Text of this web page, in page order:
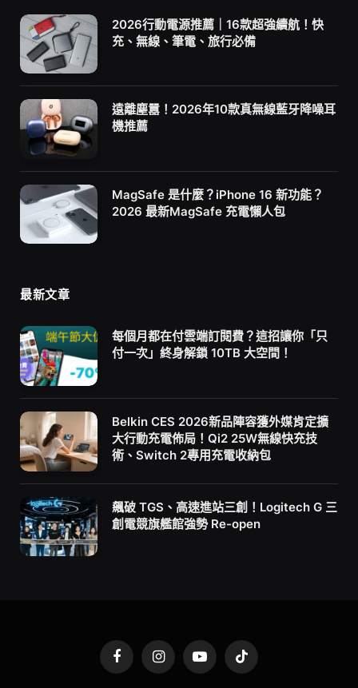
2026行動電源推薦｜16款超強續航！快
充、無線、筆電、旅行必備
遠離塵囂！2026年10款真無線藍牙降噪耳
機推薦
MagSafe 是什麼？iPhone 16 新功能？
2026 最新MagSafe 充電懶人包
最新文章
每個月都在付雲端訂閱費？這招讓你「只
付一次」終身解鎖 10TB 大空間！
Belkin CES 2026新品陣容獲外媒肯定擴
大行動充電佈局！Qi2 25W無線快充技
術、Switch 2專用充電收納包
飆破 TGS、高速進站三創！Logitech G 三
創電競旗艦館強勢 Re-open
FacebookInstagramYouTubeTikTok